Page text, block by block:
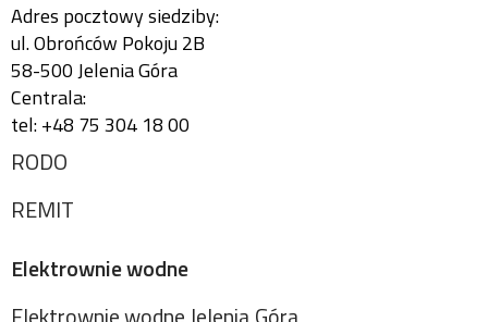
Adres pocztowy siedziby:
ul. Obrońców Pokoju 2B
58-500 Jelenia Góra
Centrala:
tel: +48 75 304 18 00
RODO
REMIT
Elektrownie wodne